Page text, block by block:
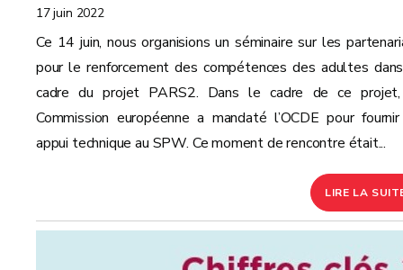
17 juin 2022
Ce 14 juin, nous organisions un séminaire sur les
pour le renforcement des compétences des adultes
cadre du projet PARS2. Dans le cadre de ce
Commission européenne a mandaté l’OCDE pour
appui technique au SPW. Ce moment de rencontre était...
LIRE LA